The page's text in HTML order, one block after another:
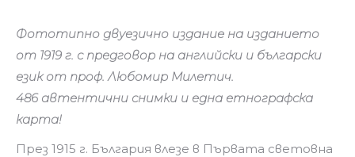
Фототипно двуезично издание на изданието
от 1919 г. с предговор на английски и български
език от проф. Любомир Милетич.
486 автентични снимки и една етнографска
карта!
През 1915 г. България влезе в Първата световна